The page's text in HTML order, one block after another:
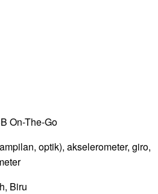
On-The-Go
optik), akselerometer, giro,
Biru